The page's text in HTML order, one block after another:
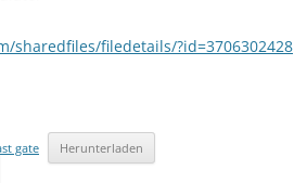
sharedfiles/filedetails/?id=3706302428
gate
Herunterladen